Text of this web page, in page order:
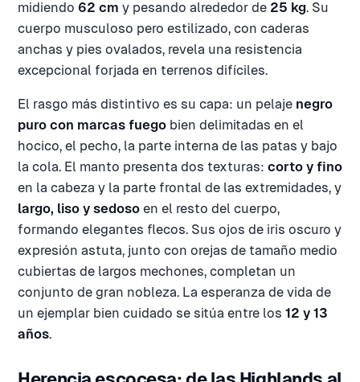
midiendo 62 cm y pesando alrededor de 25 kg. Su
cuerpo musculoso pero estilizado, con caderas
anchas y pies ovalados, revela una resistencia
excepcional forjada en terrenos difíciles.
El rasgo más distintivo es su capa: un pelaje negro
puro con marcas fuego bien delimitadas en el
hocico, el pecho, la parte interna de las patas y bajo
la cola. El manto presenta dos texturas: corto y fino
en la cabeza y la parte frontal de las extremidades, y
largo, liso y sedoso en el resto del cuerpo,
formando elegantes flecos. Sus ojos de iris oscuro y
expresión astuta, junto con orejas de tamaño medio
cubiertas de largos mechones, completan un
conjunto de gran nobleza. La esperanza de vida de
un ejemplar bien cuidado se sitúa entre los 12 y 13
años.